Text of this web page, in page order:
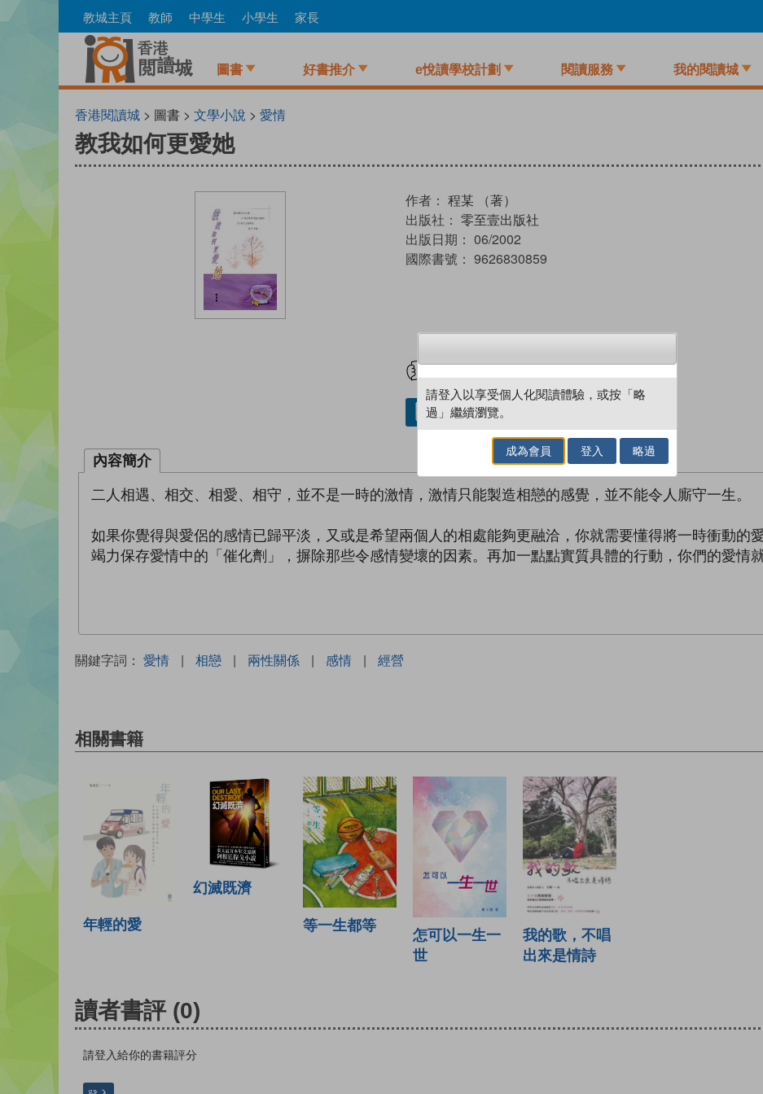
to
教城主頁 教師 中學生 小學生 家長
圖書 好書推介 e悅讀學校計劃 閱讀服務 我的閱讀城
香港閱讀城 > 圖書 > 文學小說 > 愛情
教我如何更愛她
作者： 程某 （著）
出版社： 零至壹出版社
出版日期： 06/2002
國際書號： 9626830859
借閱實體書
內容簡介
二人相遇、相交、相愛、相守，並不是一時的激情，激情只能製造相戀的感覺，並不能令人廝守一生。
如果你覺得與愛侶的感情已歸平淡，又或是希望兩個人的相處能夠更融洽，你就需要懂得將一時衝動的
竭力保存愛情中的「催化劑」，摒除那些令感情變壞的因素。再加一點點實質具體的行動，你們的愛情
關鍵字詞： 愛情 | 相戀 | 兩性關係 | 感情 | 經營
相關書籍
年輕的愛
幻滅既濟
等一生都等
怎可以一生一
世
我的歌，不唱
出來是情詩
讀者書評 (0)
請登入給你的書籍評分
請登入以享受個人化閱讀體驗，或按「略
過」繼續瀏覽。
成為會員 登入 略過